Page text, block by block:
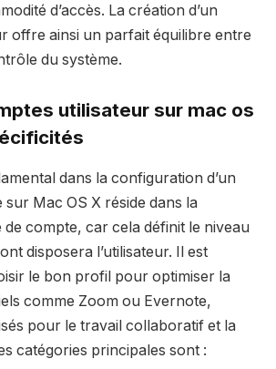
d’accès. La création d’un
offre ainsi un parfait équilibre entre
du système.
utilisateur sur mac os
dans la configuration d’un
Mac OS X réside dans la
compte, car cela définit le niveau
disposera l’utilisateur. Il est
le bon profil pour optimiser la
comme Zoom ou Evernote,
pour le travail collaboratif et la
catégories principales sont :